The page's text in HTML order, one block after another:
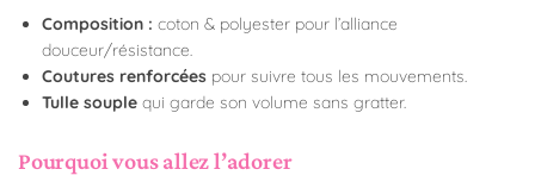
Composition : coton & polyester pour l’alliance
douceur/résistance.
Coutures renforcées pour suivre tous les mouvements.
Tulle souple qui garde son volume sans gratter.
Pourquoi vous allez l’adorer